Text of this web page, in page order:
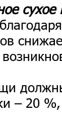
сухое
– 20